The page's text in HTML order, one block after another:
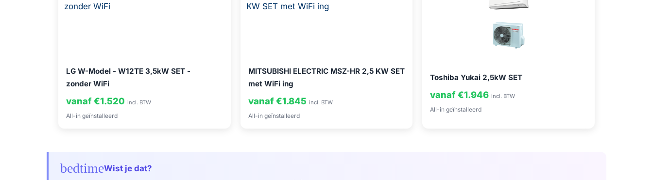
LG W-Model - W12TE 3,5kW SET -
zonder WiFi
vanaf €1.520 incl. BTW
All-in geïnstalleerd
MITSUBISHI ELECTRIC MSZ-HR 2,5 KW SET
met WiFi ing
vanaf €1.845 incl. BTW
All-in geïnstalleerd
Toshiba Yukai 2,5kW SET
vanaf €1.946 incl. BTW
All-in geïnstalleerd
bedtimeWist je dat?